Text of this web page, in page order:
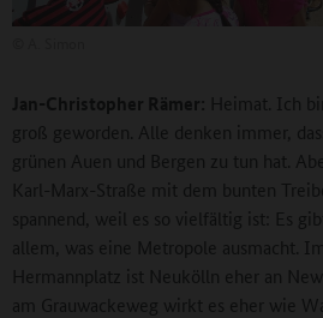
Jan-Christopher Rämer: Heimat. Ich
groß geworden. Alle denken immer,
grünen Auen und Bergen zu tun hat.
Karl-Marx-Straße mit dem bunten
spannend, weil es so vielfältig ist: Es
allem, was eine Metropole ausmacht.
Hermannplatz ist Neukölln eher an
am Grauwackeweg wirkt es eher wie